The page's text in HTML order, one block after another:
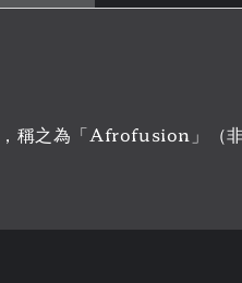
稱之為「Afrofusion」（